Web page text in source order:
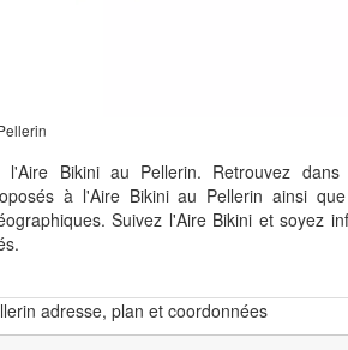
l'Aire Bikini au Pellerin. Retrouvez
à l'Aire Bikini au Pellerin ainsi
Suivez l'Aire Bikini et soyez
adresse, plan et coordonnées